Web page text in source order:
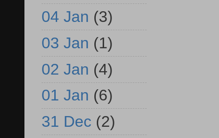
04 Jan (3)
03 Jan (1)
02 Jan (4)
01 Jan (6)
31 Dec (2)